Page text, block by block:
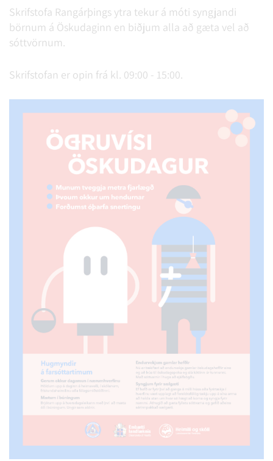
Skrifstofa Rangárþings ytra tekur á móti syngjandi
börnum á Öskudaginn en biðjum alla að gæta vel að
sóttvörnum.
Skrifstofan er opin frá kl. 09:00 - 15:00.